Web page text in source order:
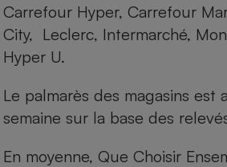
Carrefour Hyper, Carrefour
City, Leclerc, Intermarché,
Hyper U.
Le palmarès des magasins est
semaine sur la base des
En moyenne, Que Choisir